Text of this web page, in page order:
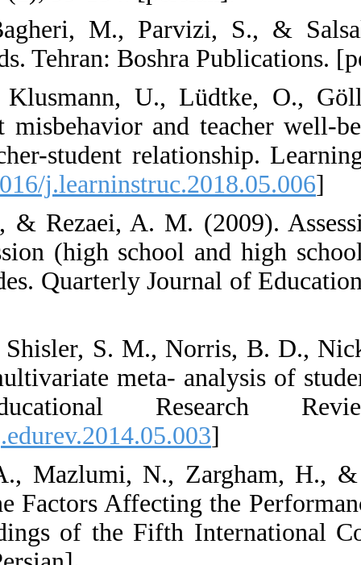
2. Adib Haj
research
3. Aldrup, K.,
(2018).
role of the
136. [
4. Alizadeh,
teaching
past three
5. Aloe, A. M.,
W. (2014). A
burnout.
[DOI:10.1016/
6. Arianpour,
Investigating
Teams,